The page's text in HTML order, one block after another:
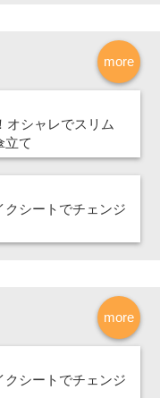
more
オシャレでスリム
立て
シートでチェンジ
more
シートでチェンジ